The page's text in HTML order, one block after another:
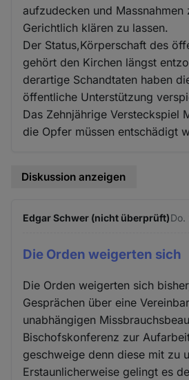
aufzudecken und
Gerichtlich klären zu lassen.
Der Status,Körperschaft des
gehört den Kirchen längst
derartige Schandtaten haben
öffentliche Unterstützung
Das Zehnjährige Versteckspiel
die Opfer müssen entschädigt
Diskussion anzeigen
Edgar Schwer (nicht überprüft)
Die Orden weigerten sich
Die Orden weigerten sich
Gesprächen über eine
unabhängigen
Bischofskonferenz zur
geschweige denn diese mit zu
Erstaunlicherweise gelingt es